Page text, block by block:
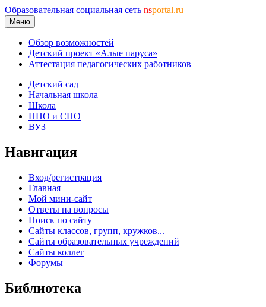
Образовательная социальная сеть nsportal.ru
Меню
Обзор возможностей
Детский проект «Алые паруса»
Аттестация педагогических работников
Детский сад
Начальная школа
Школа
НПО и СПО
ВУЗ
Навигация
Вход/регистрация
Главная
Мой мини-сайт
Ответы на вопросы
Поиск по сайту
Сайты классов, групп, кружков...
Сайты образовательных учреждений
Сайты коллег
Форумы
Библиотека